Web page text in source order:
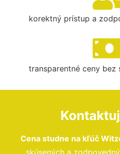
korektný prístup a
transparentné ceny
Cena studne na kľúč
skúsených a